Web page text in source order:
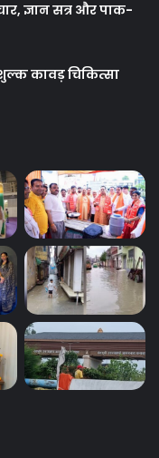
ज्ञान सत्र और पाक-
कावड़ चिकित्सा